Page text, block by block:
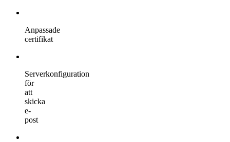
Anpassade
certifikat
Serverkonfiguration
för
att
skicka
e-
post